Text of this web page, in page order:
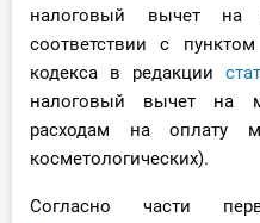
налоговый вычет
соответствии с
кодекса в редакции
налоговый вычет на
расходам на оплату
косметологических).
Согласно части